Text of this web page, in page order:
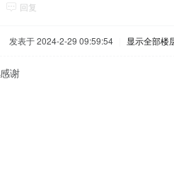
回复
发表于 2024-2-29 09:59:54 显示全部楼
感谢